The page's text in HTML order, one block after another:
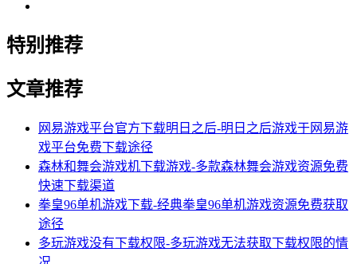
特别推荐
文章推荐
网易游戏平台官方下载明日之后-明日之后游戏于网易游
戏平台免费下载途径
森林和舞会游戏机下载游戏-多款森林舞会游戏资源免费
快速下载渠道
拳皇96单机游戏下载-经典拳皇96单机游戏资源免费获取
途径
多玩游戏没有下载权限-多玩游戏无法获取下载权限的情